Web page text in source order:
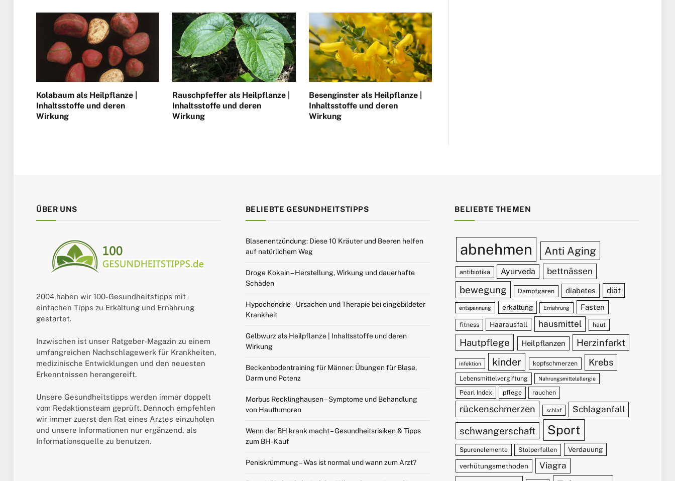
Kolabaum als Heilpflanze |
Inhaltsstoffe und deren
Wirkung
Rauschpfeffer als Heilpflanze |
Inhaltsstoffe und deren
Wirkung
Besenginster als Heilpflanze |
Inhaltsstoffe und deren
Wirkung
ÜBER UNS
2004 haben wir 100-Gesundheitstipps mit
einfachen Tipps zu Erkältung und Ernährung
gestartet.
Inzwischen ist unser Ratgeber-Magazin zu einem
umfangreichen Nachschlagewerk für Krankheiten,
medizinische Entwicklungen und den neuesten
Erkenntnissen herangereift.
Unsere Gesundheitstipps werden immer doppelt
vom Redaktionsteam geprüft. Dennoch empfehlen
wir immer zuerst den Rat eines Arztes einzuholen
und unsere Informationen nur ergänzend, als
Informationsquelle zu benutzen.
BELIEBTE GESUNDHEITSTIPPS
Blasenentzündung: Diese 10 Kräuter und Beeren helfen
auf natürlichem Weg
Droge Kokain – Herstellung, Wirkung und dauerhafte
Schäden
Hypochondrie – Ursachen und Therapie bei eingebildeter
Krankheit
Gelbwurz als Heilpflanze | Inhaltsstoffe und deren
Wirkung
Beckenbodentraining für Männer: Übungen für Blase,
Darm und Potenz
Morbus Recklinghausen – Symptome und Behandlung
von Hauttumoren
Wenn der BH krank macht – Gesundheitsrisiken & Tipps
zum BH-Kauf
Peniskrümmung – Was ist normal und wann zum Arzt?
BELIEBTE THEMEN
abnehmen Anti Aging
antibiotika Ayurveda bettnässen
bewegung Dampfgaren diabetes diät
entspannung erkältung Ernährung Fasten
fitness Haarausfall hausmittel haut
Hautpflege Heilpflanzen Herzinfarkt
infektion kinder kopfschmerzen Krebs
Lebensmittelvergiftung Nahrungsmittelallergie
Pearl Index pflege rauchen
rückenschmerzen schlaf Schlaganfall
schwangerschaft Sport
Spurenelemente Stolperfallen Verdauung
verhütungsmethoden Viagra